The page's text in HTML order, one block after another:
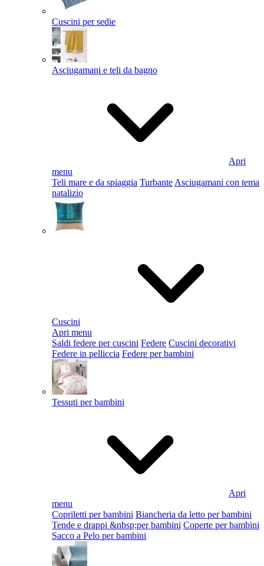
Cuscini per sedie
Asciugamani e teli da bagno
Apri
menu
Teli mare e da spiaggia Turbante Asciugamani con tema
natalizio
Cuscini
Apri menu
Saldi federe per cuscini Federe Cuscini decorativi
Federe in pelliccia Federe per bambini
Tessuti per bambini
Apri
menu
Copriletti per bambini Biancheria da letto per bambini
Tende e drappi &nbsp;per bambini Coperte per bambini
Sacco a Pelo per bambini